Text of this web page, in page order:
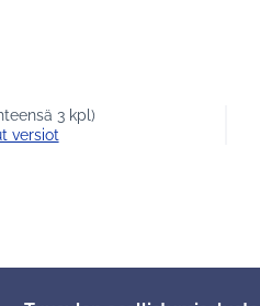
3 kpl)
versiot